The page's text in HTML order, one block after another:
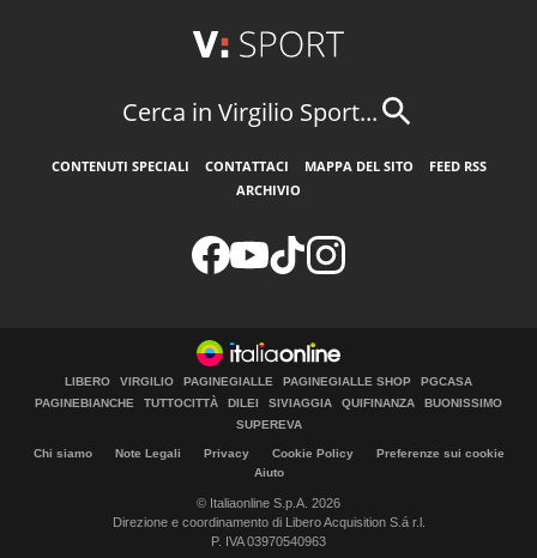
Cerca in Virgilio Sport...
CONTENUTI SPECIALI CONTATTACI MAPPA DEL SITO
FEED RSS
ARCHIVIO
LIBERO VIRGILIO PAGINEGIALLE PAGINEGIALLE SHOP
PGCASA
PAGINEBIANCHE
TUTTOCITTÀ DILEI SIVIAGGIA QUIFINANZA
BUONISSIMO
SUPEREVA
Chi siamo Note Legali Privacy Cookie Policy
Preferenze sui cookie
Aiuto
© Italiaonline S.p.A. 2026
Direzione e coordinamento di Libero Acquisition S.á r.l.
P. IVA 03970540963